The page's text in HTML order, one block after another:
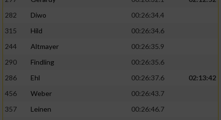
282
Diwo
00:26:34.4
315
Hild
00:26:34.6
244
Altmayer
00:26:35.9
290
Findling
00:26:35.6
286
Ehl 00:26:37.6
02:13:42
456
Weber
00:26:43.7
357
Leinen
00:26:46.7